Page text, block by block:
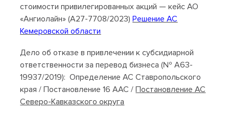
стоимости привилегированных акций — кейс АО
«Ангиолайн» (А27-7708/2023)Решение АС
Кемеровской области
Дело об отказе в привлечении к субсидиарной
ответственности за перевод бизнеса (№ А63-
19937/2019): Определение АС Ставропольского
края / Постановление 16 ААС /Постановление АС
Северо-Кавказского округа